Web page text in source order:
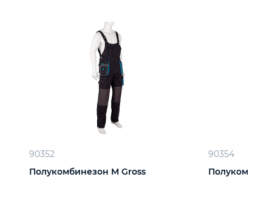
90352
Полукомбинезон M Gross
90354